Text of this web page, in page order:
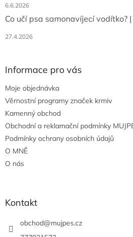
6.6.2026
Co učí psa samonavíjecí vodítko? |
27.4.2026
Informace pro vás
Moje objednávka
Věrnostní programy značek krmiv
Kamenný obchod
Obchodní a reklamační podmínky
Podmínky ochrany osobních údajů
O MNĚ
O nás
Kontakt
obchod@mujpes.cz